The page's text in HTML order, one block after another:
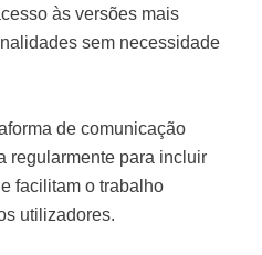
às versões mais
sem necessidade
de comunicação
regularmente para incluir
facilitam o trabalho
utilizadores.